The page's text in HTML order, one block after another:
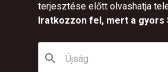
terjesztése előtt olvashatja
Iratkozzon fel, mert a gyors